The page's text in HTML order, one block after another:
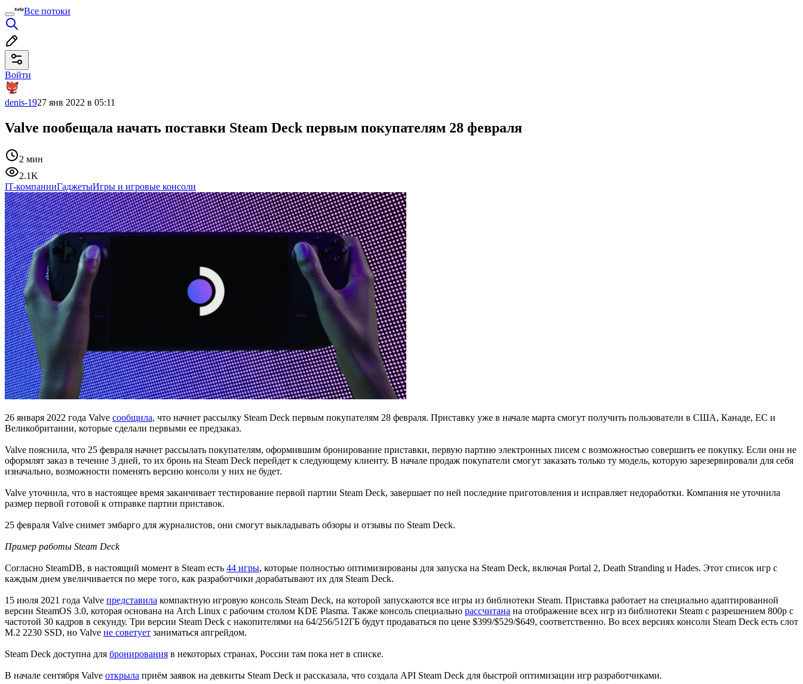
Все потоки
Войти
denis-1927 янв 2022 в 05:11
Valve пообещала начать поставки Steam Deck первым покупателям 28 февраля
2 мин
2.1K
IT-компанииГаджетыИгры и игровые консоли
26 января 2022 года Valve сообщила, что начнет рассылку Steam Deck первым покупателям 28 февраля. Приставку уже в начале марта смогут получить пользователи в США, Канаде, ЕС и
Великобритании, которые сделали первыми ее предзаказ.
Valve пояснила, что 25 февраля начнет рассылать покупателям, оформившим бронирование приставки, первую партию электронных писем с возможностью совершить ее покупку. Если они не
оформлят заказ в течение 3 дней, то их бронь на Steam Deck перейдет к следующему клиенту. В начале продаж покупатели смогут заказать только ту модель, которую зарезервировали для себя
изначально, возможности поменять версию консоли у них не будет.
Valve уточнила, что в настоящее время заканчивает тестирование первой партии Steam Deck, завершает по ней последние приготовления и исправляет недоработки. Компания не уточнила
размер первой готовой к отправке партии приставок.
25 февраля Valve снимет эмбарго для журналистов, они смогут выкладывать обзоры и отзывы по Steam Deck.
Пример работы Steam Deck
Согласно SteamDB, в настоящий момент в Steam есть 44 игры, которые полностью оптимизированы для запуска на Steam Deck, включая Portal 2, Death Stranding и Hades. Этот список игр с
каждым днем увеличивается по мере того, как разработчики дорабатывают их для Steam Deck.
15 июля 2021 года Valve представила компактную игровую консоль Steam Deck, на которой запускаются все игры из библиотеки Steam. Приставка работает на специально адаптированной
версии SteamOS 3.0, которая основана на Arch Linux с рабочим столом KDE Plasma. Также консоль специально рассчитана на отображение всех игр из библиотеки Steam с разрешением 800p с
частотой 30 кадров в секунду. Три версии Steam Deck с накопителями на 64/256/512ГБ будут продаваться по цене $399/$529/$649, соответственно. Во всех версиях консоли Steam Deck есть слот
M.2 2230 SSD, но Valve не советует заниматься апгрейдом.
Steam Deck доступна для бронирования в некоторых странах, России там пока нет в списке.
В начале сентября Valve открыла приём заявок на девкиты Steam Deck и рассказала, что создала API Steam Deck для быстрой оптимизации игр разработчиками.